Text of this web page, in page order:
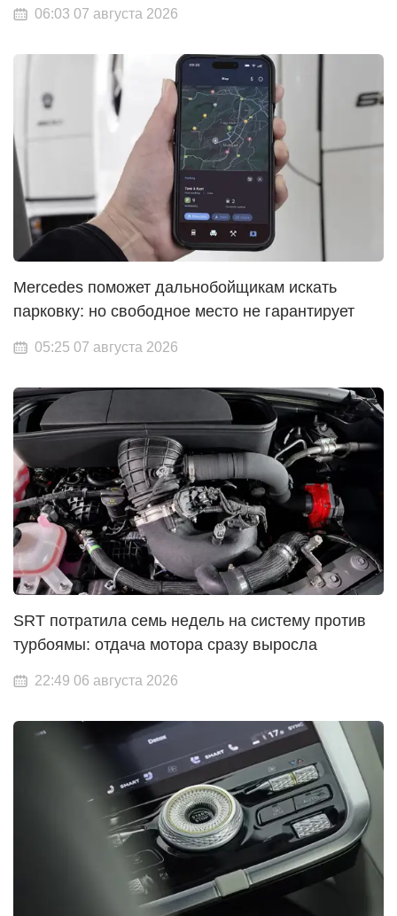
06:03 07 августа 2026
Mercedes поможет дальнобойщикам искать
парковку: но свободное место не гарантирует
05:25 07 августа 2026
SRT потратила семь недель на систему против
турбоямы: отдача мотора сразу выросла
22:49 06 августа 2026